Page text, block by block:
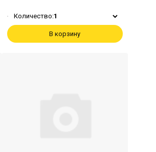
Количество:1
В корзину